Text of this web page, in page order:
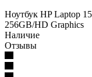
Ноутбук HP Laptop
256GB/HD Graphics
Наличие
Отзывы